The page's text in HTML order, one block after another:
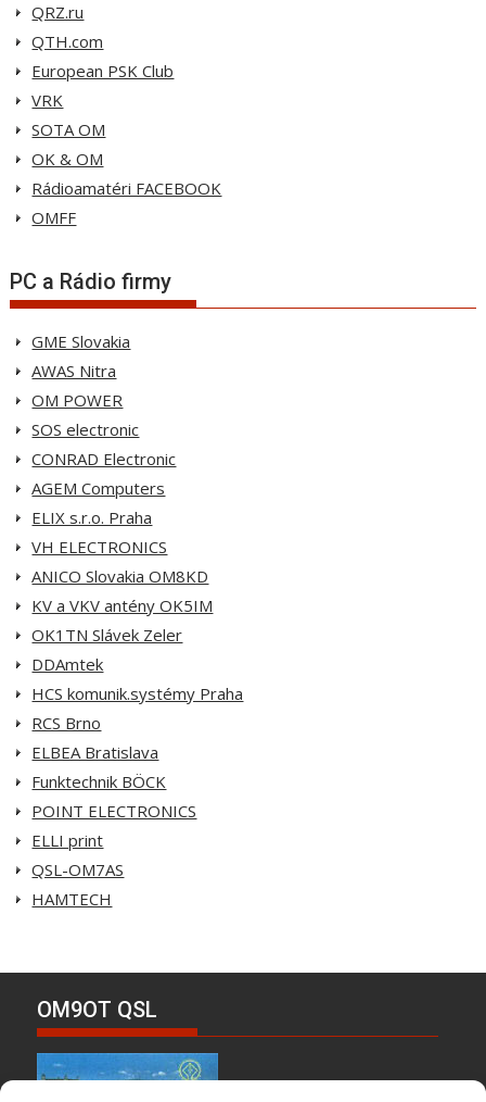
QRZ.ru
QTH.com
European PSK Club
VRK
SOTA OM
OK & OM
Rádioamatéri FACEBOOK
OMFF
PC a Rádio firmy
GME Slovakia
AWAS Nitra
OM POWER
SOS electronic
CONRAD Electronic
AGEM Computers
ELIX s.r.o. Praha
VH ELECTRONICS
ANICO Slovakia OM8KD
KV a VKV antény OK5IM
OK1TN Slávek Zeler
DDAmtek
HCS komunik.systémy Praha
RCS Brno
ELBEA Bratislava
Funktechnik BÖCK
POINT ELECTRONICS
ELLI print
QSL-OM7AS
HAMTECH
OM9OT QSL